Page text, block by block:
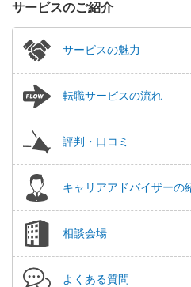
サービスのご紹介
サービスの魅力
転職サービスの流れ
評判・口コミ
キャリアアドバイザーの
相談会場
よくある質問